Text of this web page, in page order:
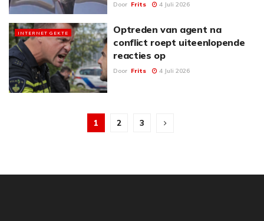
Door Frits 4 Juli 2026
INTERNET GEKTE
Optreden van agent na
conflict roept uiteenlopende
reacties op
Door Frits 4 Juli 2026
1 2 3